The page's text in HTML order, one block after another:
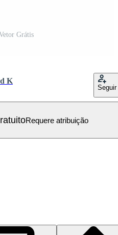
Grátis
K
Seguir
Requere atribuição